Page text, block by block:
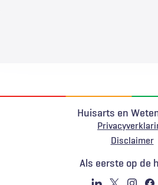
Huisarts en
Voet
Disclaimer
Als eerste op de